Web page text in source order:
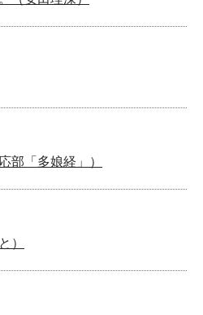
部「多娘経」）
）